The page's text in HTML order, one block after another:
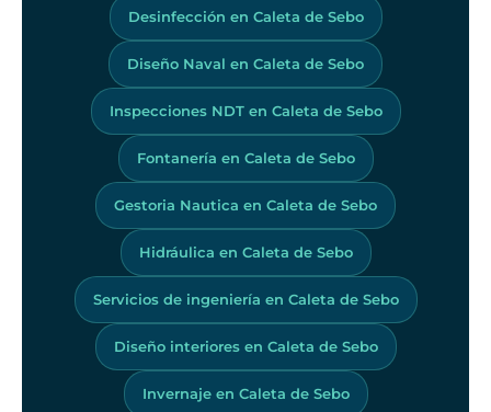
Desinfección en Caleta de Sebo
Diseño Naval en Caleta de Sebo
Inspecciones NDT en Caleta de Sebo
Fontanería en Caleta de Sebo
Gestoria Nautica en Caleta de Sebo
Hidráulica en Caleta de Sebo
Servicios de ingeniería en Caleta de Sebo
Diseño interiores en Caleta de Sebo
Invernaje en Caleta de Sebo